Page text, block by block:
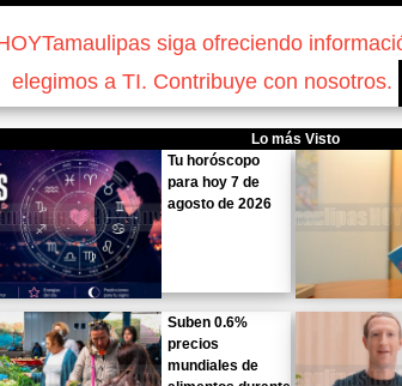
siga ofreciendo
elegimos a TI. Contribuye con nosotros.
Lo más Visto
Tu horóscopo
para hoy 7 de
agosto de 2026
Suben 0.6%
precios
mundiales de